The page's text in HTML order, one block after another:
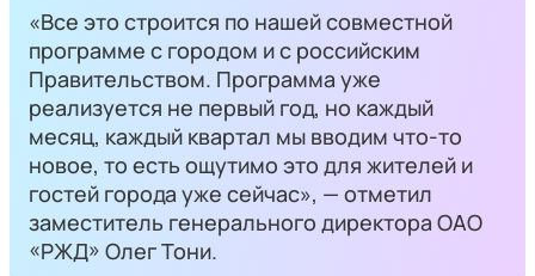
«Все это строится по нашей совместной
программе с городом и с российским
Правительством. Программа уже
реализуется не первый год, но каждый
месяц, каждый квартал мы вводим что-то
новое, то есть ощутимо это для жителей и
гостей города уже сейчас», — отметил
заместитель генерального директора ОАО
«РЖД» Олег Тони.